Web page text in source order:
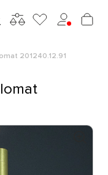
201240.12.91